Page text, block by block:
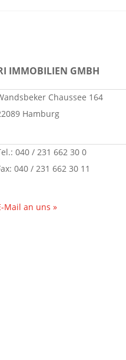
IMMOBILIEN GMBH
Chaussee 164
Hamburg
040 / 231 662 30 0
040 / 231 662 30 11
Mail an uns »